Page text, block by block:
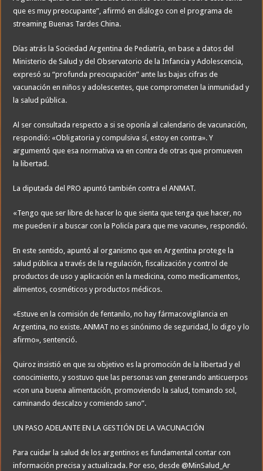
que es muy preocupante”, afirmó en diálogo con el programa de
streaming Buenas Tardes China.
Días atrás la Sociedad Argentina de Pediatría, en base a datos del
Ministerio de Salud y del Observatorio de la Infancia y Adolescencia,
expresó su “profunda preocupación” ante las bajas cifras de
vacunación en niños y adolescentes, que comprometen la inmunidad y
la salud pública.
Al ser consultada respecto a si se oponía al calendario de vacunación,
respondió: «Obligatoria y compulsiva sí, estoy en contra». Y
argumentó que esa normativa va en contra de otras que promueven
la libertad.
La diputada del PRO apuntó también contra el ANMAT.
«Tengo que ser libre de hacer lo que sienta que tenga que hacer, no
me pueden ir a buscar con la Policía para que me vacune», respondió.
En este sentido, apuntó al organismo que en Argentina protege la
salud pública a través de la regulación, fiscalización y control de
productos de uso y aplicación en la medicina, como medicamentos,
alimentos, cosméticos y productos médicos.
«Estuve en la comisión de fentanilo, no hay fármacovigilancia en
Argentina, no existe. ANMAT no es sinónimo de seguridad, lo digo y lo
afirmo», sentenció.
Quiroz insistió en que su objetivo es la promoción de la libertad y el
conocimiento, y sostuvo que las personas van generando anticuerpos
«con una buena alimentación, promoviendo la salud, tomando sol,
caminando descalzo y comiendo sano”.
UN PASO ADELANTE EN LA GESTIÓN DE LA VACUNACIÓN
Para cuidar la salud de los argentinos es fundamental contar con
información precisa y actualizada. Por eso, desde @MinSalud_Ar